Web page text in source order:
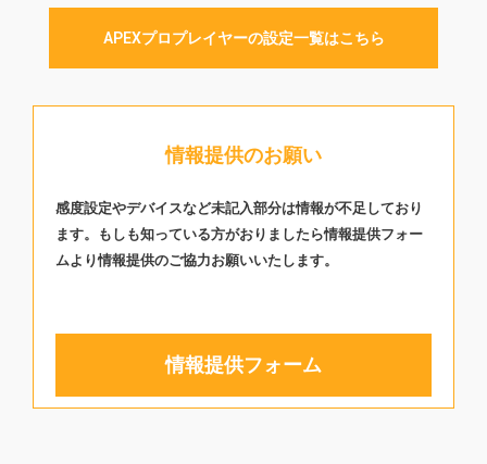
APEXプロプレイヤーの設定一覧はこちら
情報提供のお願い
感度設定やデバイスなど未記入部分は情報が不足しており
ます。もしも知っている方がおりましたら情報提供フォー
ムより情報提供のご協力お願いいたします。
情報提供フォーム